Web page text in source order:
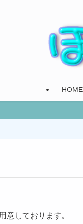
HOME
意しております。